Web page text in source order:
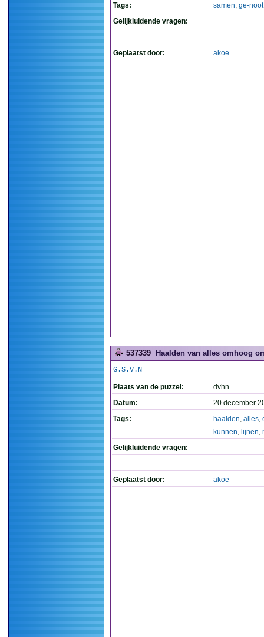
Tags:
samen, ge-noot
Gelijkluidende vragen:
Geplaatst door: akoe
537339 Haalden van alles omhoog
G.S.V.N
Plaats van de puzzel:
dvhn
Datum:
20 december
Tags:
haalden, alles,
kunnen, lijnen,
Gelijkluidende vragen:
Geplaatst door: akoe